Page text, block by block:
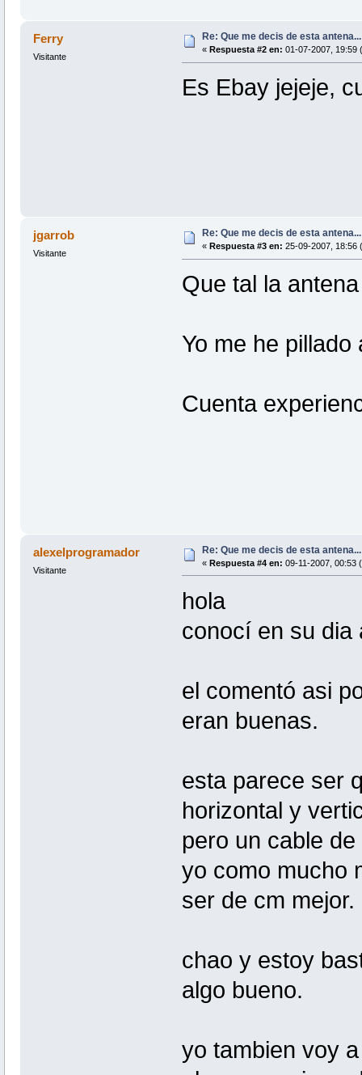
Ferry
Visitante
Re: Que me decis de esta antena...
« Respuesta #2 en: 01-07-2007, 19:59
Es Ebay jejeje,
jgarrob
Visitante
Re: Que me decis de esta antena...
« Respuesta #3 en: 25-09-2007, 18:56
Que tal la
Yo me he pillado
Cuenta
alexelprogramador
Visitante
Re: Que me decis de esta antena...
« Respuesta #4 en: 09-11-2007, 00:53
hola
conocí en su dia
el comentó asi
eran buenas.
esta parece ser
horizontal y
pero un cable
yo como mucho
ser de cm mejor.
chao y estoy
algo bueno.
yo tambien voy